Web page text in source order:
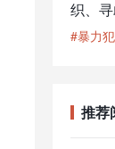
织、
罪一案
#暴力
推荐